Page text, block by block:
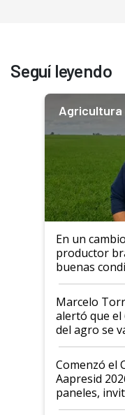
Seguí leyendo
Agricultura
En un
productor
buenas
argentino
más
Marcelo
alertó que el
del agro se
"No es
Argentina se
las mismas
años"
Comenzó el
Aapresid
paneles,
todas las